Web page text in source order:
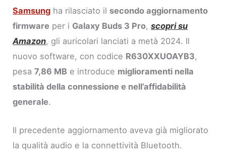
Samsung ha rilasciato il secondo aggiornamento
firmware per i Galaxy Buds 3 Pro,scopri su
Amazon, gli auricolari lanciati a metà 2024. Il
nuovo software, con codice R630XXUOAYB3,
pesa7,86 MB e introduce miglioramenti nella
stabilità della connessione e nell’affidabilità
generale.
Il precedente aggiornamento aveva già migliorato
la qualità audio e la connettività Bluetooth.